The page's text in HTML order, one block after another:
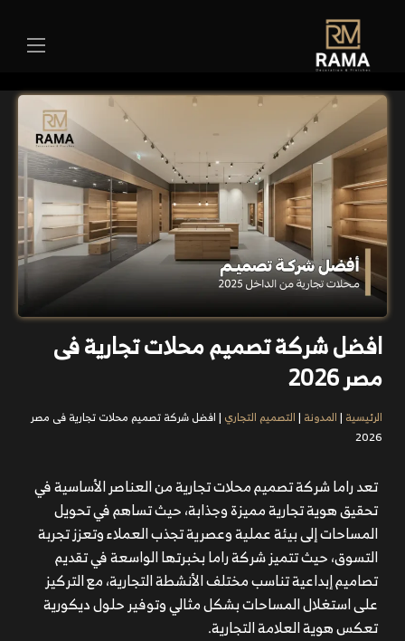
افضل شركة تصميم محلات تجارية فى
مصر 2026
الرئيسية |المدونة |التصميم التجاري |افضل شركة تصميم محلات تجارية فى مصر
2026
تعد راما شركة تصميم محلات تجارية من العناصر الأساسية في
تحقيق هوية تجارية مميزة وجذابة، حيث تساهم في تحويل
المساحات إلى بيئة عملية وعصرية تجذب العملاء وتعزز تجربة
التسوق، حيث تتميز شركة راما بخبرتها الواسعة في تقديم
تصاميم إبداعية تناسب مختلف الأنشطة التجارية، مع التركيز
على استغلال المساحات بشكل مثالي وتوفير حلول ديكورية
تعكس هوية العلامة التجارية.